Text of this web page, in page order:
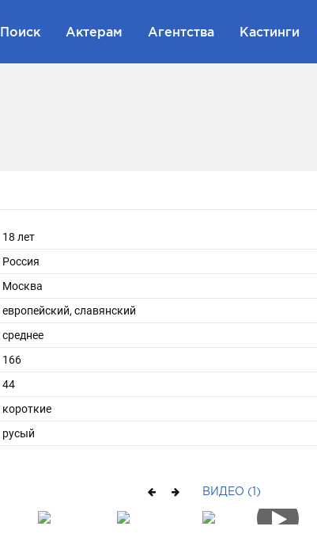
Поиск Актерам Агентства Кастинги
18 лет
Россия
Москва
европейский, славянский
среднее
166
44
короткие
русый
ВИДЕО (1)